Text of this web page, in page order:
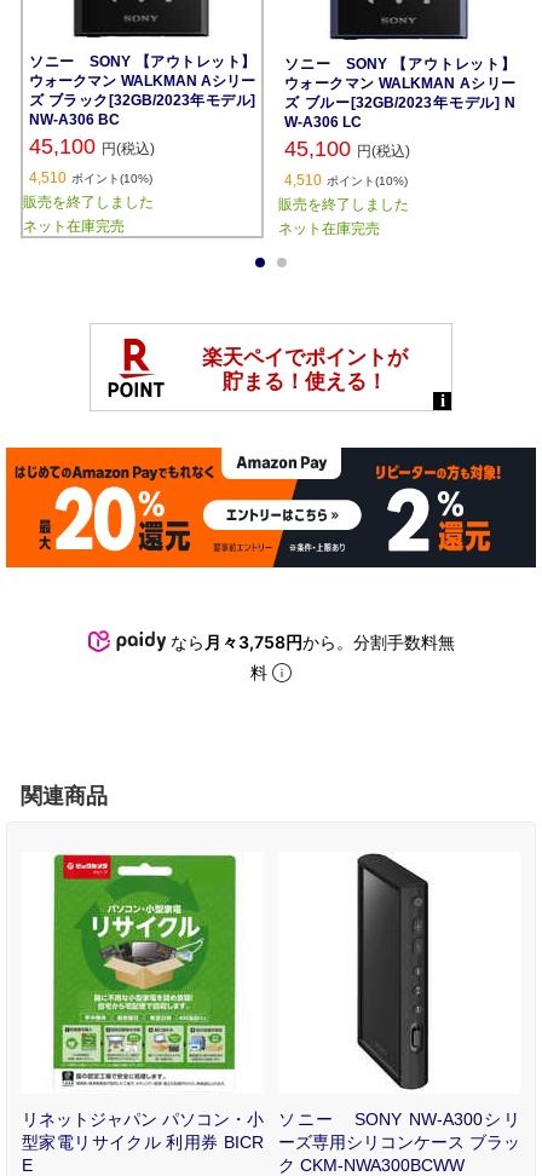
ソニー SONY 【アウトレット】
ウォークマン WALKMAN Aシリー
ズ ブラック[32GB/2023年モデル]
NW-A306 BC
45,100 円(税込)
4,510 ポイント(10%)
販売を終了しました
ネット在庫完売
ソニー SONY 【アウトレット】
ウォークマン WALKMAN Aシリー
ズ ブルー[32GB/2023年モデル] N
W-A306 LC
45,100 円(税込)
4,510 ポイント(10%)
販売を終了しました
ネット在庫完売
なら 月々3,758円から。分割手数料無
料
関連商品
リネットジャパン パソコン・小
型家電リサイクル 利用券 BICR
E
ソニー SONY NW-A300シリ
ーズ専用シリコンケース ブラッ
ク CKM-NWA300BCWW